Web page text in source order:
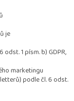
je
1 písm. b) GDPR,
marketingu
podle čl. 6 odst.